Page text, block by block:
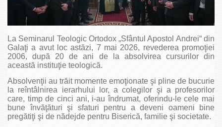
La Seminarul Teologic Ortodox „Sfântul Apostol Andrei“ din
Galaţi a avut loc astăzi, 7 mai 2026, revederea promoţiei
2006, după 20 de ani de la absolvirea cursurilor din
această instituţie teologică.
Absolvenţii au trăit momente emoţionate şi pline de bucurie
la reîntâlnirea ierarhului lor, a colegilor şi a profesorilor
care, timp de cinci ani, i-au îndrumat, oferindu-le cele mai
bune învăţături şi sfaturi pentru a deveni oameni bine
pregătiţi şi de nădejde pentru Biserică, familie şi societate.